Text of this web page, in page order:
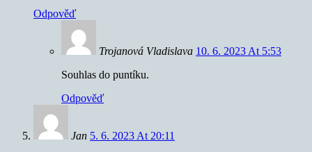
Odpověď
Trojanová Vladislava 10. 6. 2023 At 5:53
Souhlas do puntíku.
Odpověď
Jan 5. 6. 2023 At 20:11